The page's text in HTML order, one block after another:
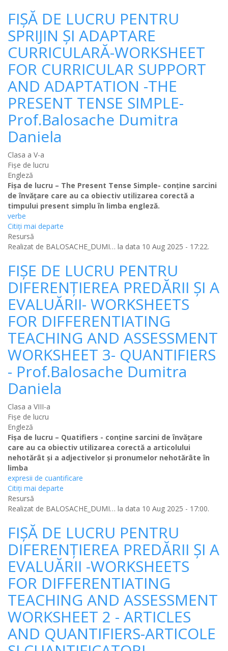
FIȘĂ DE LUCRU PENTRU
SPRIJIN ȘI ADAPTARE
CURRICULARĂ-WORKSHEET
FOR CURRICULAR SUPPORT
AND ADAPTATION -THE
PRESENT TENSE SIMPLE-
Prof.Balosache Dumitra
Daniela
Clasa a V-a
Fișe de lucru
Engleză
Fișa de lucru – The Present Tense Simple- conține sarcini
de învățare care au ca obiectiv utilizarea corectă a
timpului present simplu în limba engleză.
verbe
Citiţi mai departe
Resursă
Realizat de BALOSACHE_DUMI… la data 10 Aug 2025 - 17:22.
FIȘE DE LUCRU PENTRU
DIFERENȚIEREA PREDĂRII ȘI A
EVALUĂRII- WORKSHEETS
FOR DIFFERENTIATING
TEACHING AND ASSESSMENT
WORKSHEET 3- QUANTIFIERS
- Prof.Balosache Dumitra
Daniela
Clasa a VIII-a
Fișe de lucru
Engleză
Fișa de lucru – Quatifiers - conține sarcini de învățare
care au ca obiectiv utilizarea corectă a articolului
nehotărât și a adjectivelor și pronumelor nehotărâte în
limba
expresii de cuantificare
Citiţi mai departe
Resursă
Realizat de BALOSACHE_DUMI… la data 10 Aug 2025 - 17:00.
FIȘĂ DE LUCRU PENTRU
DIFERENȚIEREA PREDĂRII ȘI A
EVALUĂRII -WORKSHEETS
FOR DIFFERENTIATING
TEACHING AND ASSESSMENT
WORKSHEET 2 - ARTICLES
AND QUANTIFIERS-ARTICOLE